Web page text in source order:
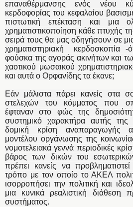
επαναθέρμανσης ενός νέου
κερδοφορίας του κεφαλαίου
πιστωτική επέκταση και μια
χρηματιστικοποίηση κάθε πτυχής
σειρά τους θα μας οδηγήσουν σε
χρηματιστηριακή κερδοσκοπία -
φούσκα της αγοράς ακινήτων και
χαοτικού μωσαικού
και αυτά ο Ορφανίδης τα έκανε;
Εάν μάλιστα πάρει κανείς στα
στελεχών του κόμματος που
έφταναν στο φώς της
συστημικό χαρακτήρα αυτής της
δομική κρίση αναπαραγωγής
μοντέλου οργάνωσης της
νομοτελειακά γεννά περιοδικές
βάρος των δικών του
πρέπει κανείς να
τρόπο με τον οποίο το ΑΚΕΛ
ισορροπήσει την πολιτική και
μια κυνικά ρεαλιστική διάθεση
συστήματος.